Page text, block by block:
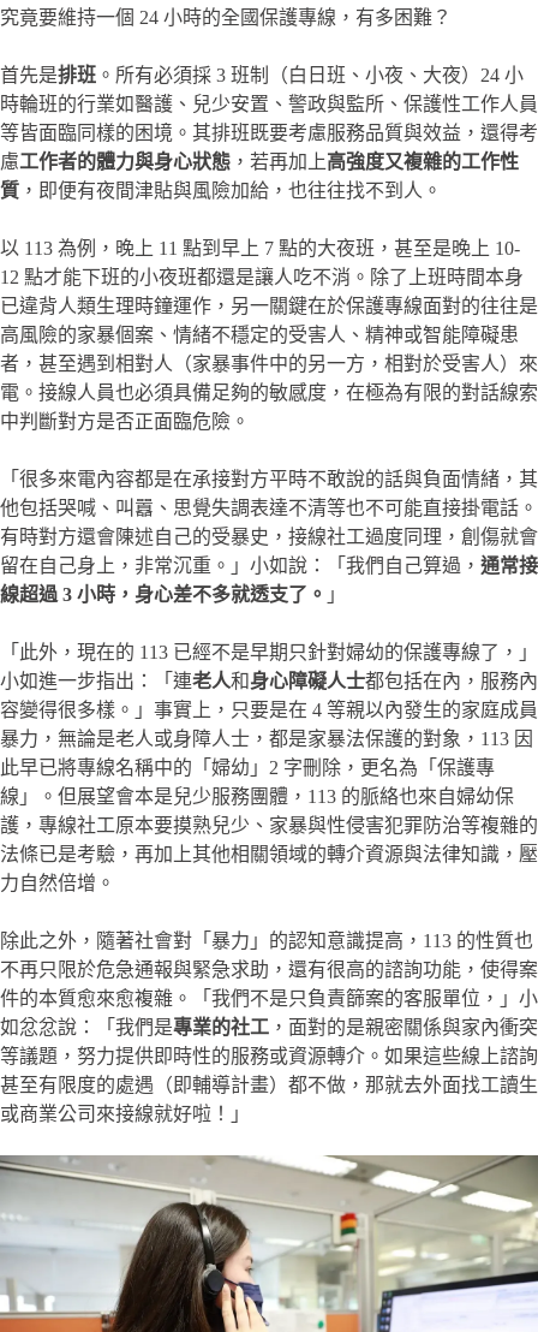
究竟要維持一個 24 小時的全國保護專線，有多困難？
首先是排班 。所有必須採 3 班制（白日班、小夜、大夜）24 小
時輪班的行業如醫護、兒少安置、警政與監所、保護性工作人員
等皆面臨同樣的困境。其排班既要考慮服務品質與效益，還得考
慮工作者的體力與身心狀態 ，若再加上高強度又複雜的工作性
質 ，即便有夜間津貼與風險加給，也往往找不到人。
以 113 為例，晚上 11 點到早上 7 點的大夜班，甚至是晚上 10-
12 點才能下班的小夜班都還是讓人吃不消。除了上班時間本身
已違背人類生理時鐘運作，另一關鍵在於保護專線面對的往往是
高風險的家暴個案、情緒不穩定的受害人、精神或智能障礙患
者，甚至遇到相對人（家暴事件中的另一方，相對於受害人）來
電。接線人員也必須具備足夠的敏感度，在極為有限的對話線索
中判斷對方是否正面臨危險。
「很多來電內容都是在承接對方平時不敢說的話與負面情緒，其
他包括哭喊、叫囂、思覺失調表達不清等也不可能直接掛電話。
有時對方還會陳述自己的受暴史，接線社工過度同理，創傷就會
留在自己身上，非常沉重。」小如說：「我們自己算過， 通常接
線超過 3 小時，身心差不多就透支了。 」
「此外，現在的 113 已經不是早期只針對婦幼的保護專線了，」
小如進一步指出：「連老人和身心障礙人士都包括在內，服務內
容變得很多樣。」事實上，只要是在 4 等親以內發生的家庭成員
暴力，無論是老人或身障人士，都是家暴法保護的對象，113 因
此早已將專線名稱中的「婦幼」2 字刪除，更名為「保護專
線」。但展望會本是兒少服務團體，113 的脈絡也來自婦幼保
護，專線社工原本要摸熟兒少、家暴與性侵害犯罪防治等複雜的
法條已是考驗，再加上其他相關領域的轉介資源與法律知識，壓
力自然倍增。
除此之外，隨著社會對「暴力」的認知意識提高，113 的性質也
不再只限於危急通報與緊急求助，還有很高的諮詢功能，使得案
件的本質愈來愈複雜。「我們不是只負責篩案的客服單位，」小
如忿忿說：「我們是專業的社工 ，面對的是親密關係與家內衝突
等議題，努力提供即時性的服務或資源轉介。如果這些線上諮詢
甚至有限度的處遇（即輔導計畫）都不做，那就去外面找工讀生
或商業公司來接線就好啦！」